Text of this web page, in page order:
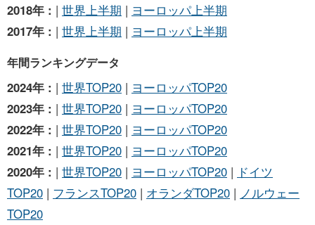
2018年 : | 世界上半期 | ヨーロッパ上半期
2017年 : | 世界上半期 | ヨーロッパ上半期
年間ランキングデータ
2024年 : | 世界TOP20 | ヨーロッパTOP20
2023年 : | 世界TOP20 | ヨーロッパTOP20
2022年 : | 世界TOP20 | ヨーロッパTOP20
2021年 : | 世界TOP20 | ヨーロッパTOP20
2020年 : | 世界TOP20 | ヨーロッパTOP20 | ドイツ
TOP20 | フランスTOP20 | オランダTOP20 | ノルウェー
TOP20